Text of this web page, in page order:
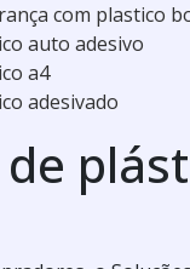
com plastico
auto adesivo
a4
adesivado